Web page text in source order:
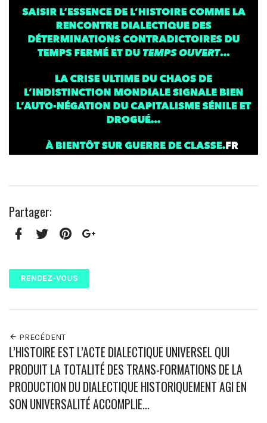
Partager:
RENDEZ-VOUS
PRECÉDENT
L’HISTOIRE EST L’ACTE DIALECTIQUE UNIVERSEL QUI
PRODUIT LA TOTALITÉ DES TRANS-FORMATIONS DE LA
PRODUCTION DU DIALECTIQUE HISTORIQUEMENT AGI EN
SON UNIVERSALITÉ ACCOMPLIE…